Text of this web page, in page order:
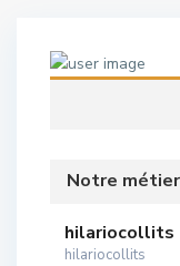
Notre
hilariocollits
hilariocollits